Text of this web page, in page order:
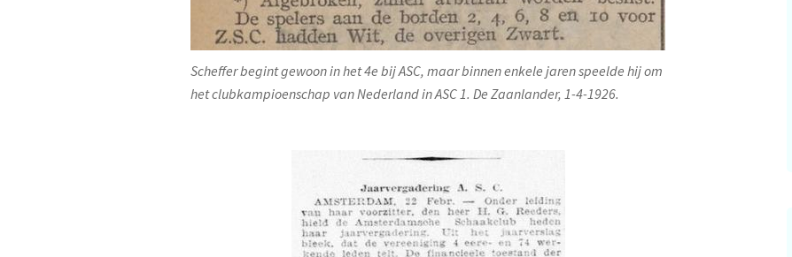
Scheffer begint gewoon in het 4e bij ASC, maar binnen enkele jaren speelde hij om
het clubkampioenschap van Nederland in ASC 1. De Zaanlander, 1-4-1926.